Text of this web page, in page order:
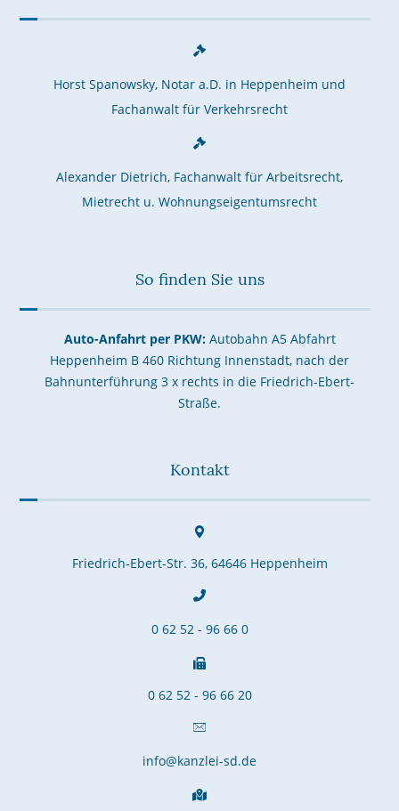
Horst Spanowsky, Notar a.D. in Heppenheim und
Fachanwalt für Verkehrsrecht
Alexander Dietrich, Fachanwalt für Arbeitsrecht,
Mietrecht u. Wohnungseigentumsrecht
So finden Sie uns
Auto-Anfahrt per PKW:Autobahn A5 Abfahrt
Heppenheim B 460 Richtung Innenstadt, nach der
Bahnunterführung 3 x rechts in die Friedrich-Ebert-
Straße.
Kontakt
Friedrich-Ebert-Str. 36, 64646 Heppenheim
0 62 52 - 96 66 0
0 62 52 - 96 66 20
info@kanzlei-sd.de